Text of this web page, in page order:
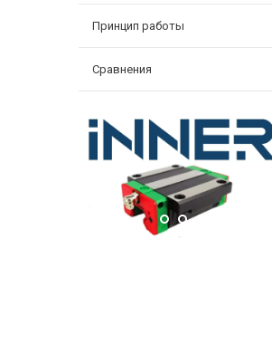
Принцип работы
Сравнения